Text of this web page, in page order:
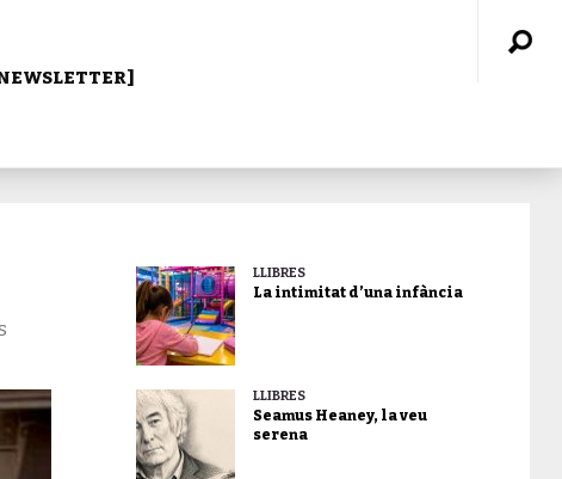
LLIBRES
La intimitat d’una infància
LLIBRES
Seamus Heaney, la veu
serena